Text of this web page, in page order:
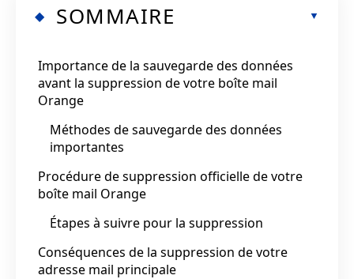
SOMMAIRE
Importance de la sauvegarde des données
avant la suppression de votre boîte mail
Orange
Méthodes de sauvegarde des données
importantes
Procédure de suppression officielle de votre
boîte mail Orange
Étapes à suivre pour la suppression
Conséquences de la suppression de votre
adresse mail principale